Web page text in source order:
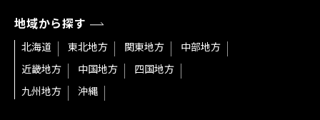
地域から探す
北海道 東北地方 関東地方
中部地方
近畿地方
中国地方
四国地方
九州地方
沖縄